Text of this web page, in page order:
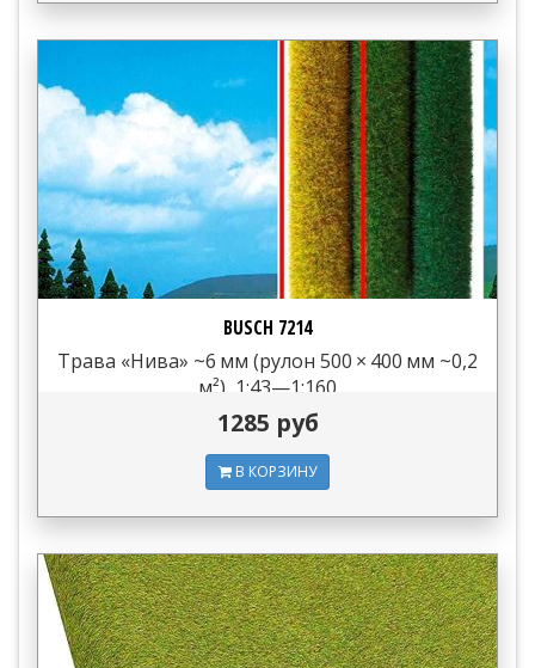
BUSCH 7214
Трава «Нива» ~6 мм (рулон 500 × 400 мм ~0,2
м²), 1:43—1:160
1285 руб
В КОРЗИНУ